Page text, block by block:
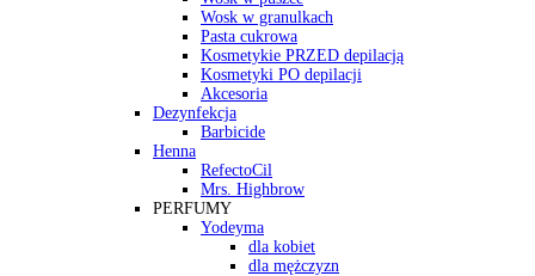
Wosk w granulkach
Pasta cukrowa
Kosmetykie PRZED depilacją
Kosmetyki PO depilacji
Akcesoria
Dezynfekcja
Barbicide
Henna
RefectoCil
Mrs. Highbrow
PERFUMY
Yodeyma
dla kobiet
dla mężczyzn